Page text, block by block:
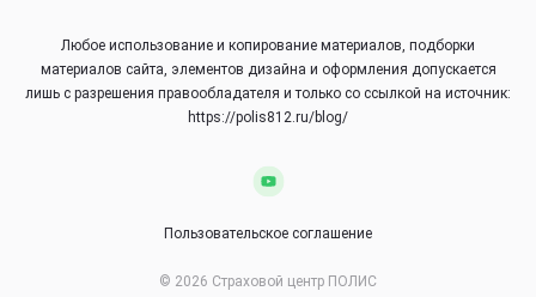
Любое использование и копирование материалов, подборки
материалов сайта, элементов дизайна и оформления допускается
лишь с разрешения правообладателя и только со ссылкой на источник:
https://polis812.ru/blog/
Пользовательское соглашение
© 2026 Страховой центр ПОЛИС